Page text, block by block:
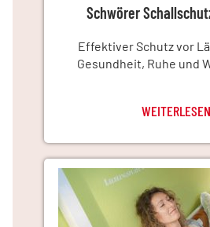
Schwörer
Effektiver Schutz vor
Gesundheit, Ruhe und
WEITERLESEN